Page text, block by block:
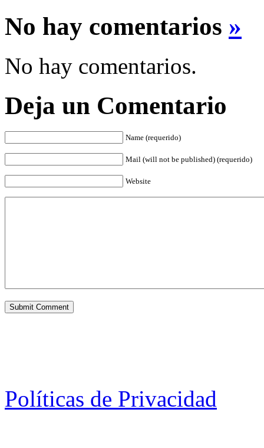
No hay comentarios »
No hay comentarios.
Deja un Comentario
Name (requerido)
Mail (will not be published) (requerido)
Website
Políticas de Privacidad